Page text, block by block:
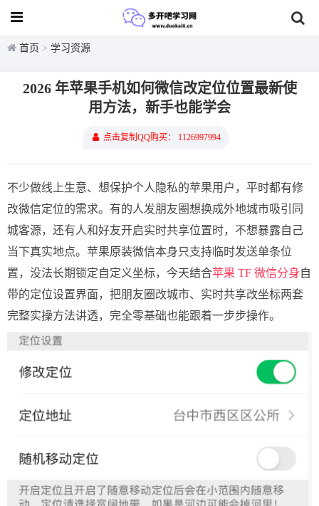
首页 > 学习资源
2026 年苹果手机如何微信改定位位置最新使
用方法，新手也能学会
点击复制QQ购买： 1126997994
不少做线上生意、想保护个人隐私的苹果用户，平时都有修
改微信定位的需求。有的人发朋友圈想换成外地城市吸引同
城客源，还有人和好友开启实时共享位置时，不想暴露自己
当下真实地点。苹果原装微信本身只支持临时发送单条位
置，没法长期锁定自定义坐标，今天结合苹果 TF 微信分身自
带的定位设置界面，把朋友圈改城市、实时共享改坐标两套
完整实操方法讲透，完全零基础也能跟着一步步操作。